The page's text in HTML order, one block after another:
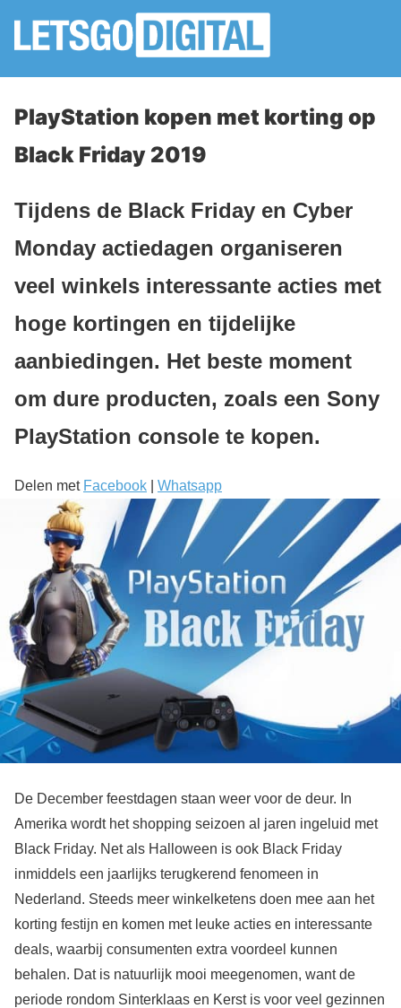
PlayStation kopen met korting op
Black Friday 2019
Tijdens de Black Friday en Cyber
Monday actiedagen organiseren
veel winkels interessante acties met
hoge kortingen en tijdelijke
aanbiedingen. Het beste moment
om dure producten, zoals een Sony
PlayStation console te kopen.
Delen met Facebook Whatsapp
De December feestdagen staan weer voor de deur. In
Amerika wordt het shopping seizoen al jaren ingeluid met
Black Friday. Net als Halloween is ook Black Friday
inmiddels een jaarlijks terugkerend fenomeen in
Nederland. Steeds meer winkelketens doen mee aan het
korting festijn en komen met leuke acties en interessante
deals, waarbij consumenten extra voordeel kunnen
behalen. Dat is natuurlijk mooi meegenomen, want de
periode rondom Sinterklaas en Kerst is voor veel gezinnen